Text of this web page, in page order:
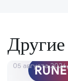
05 августа